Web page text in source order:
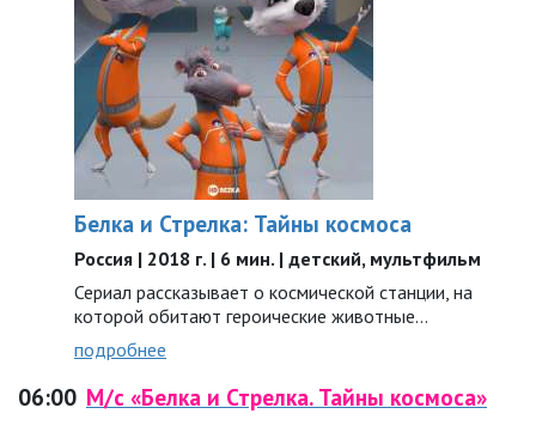
Белка и Стрелка: Тайны космоса
Россия | 2018 г. | 6 мин. | детский, мультфильм
Сериал рассказывает о космической станции, на
которой обитают героические животные…
подробнее
06:00 М/с «Белка и Стрелка. Тайны космоса»